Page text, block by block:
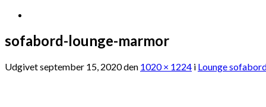
sofabord-lounge-marmor
Udgivetseptember 15, 2020den 1020 × 1224 i Lounge